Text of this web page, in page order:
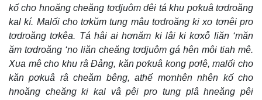
kố cho hnoăng cheăng tơdjuôm dêi tá khu pơkuâ tơdroăng
kal kí. Malối cho tơkŭm tung mâu tơdroăng ki xo tơnêi pro
tơdroăng tơkêa. Tá hâi ai hơnăm ki lâi ki kơxô̆ liăn ‘măn
ăm tơdroăng ‘no liăn cheăng tơdjuôm gá hên môi tiah mê.
Xua mê cho khu râ Đảng, kăn pơkuâ kong pơlê, malối cho
kăn pơkuâ râ cheăm bêng, athế mơnhên nhên kố cho
hnoăng cheăng ki kal vâ pêi pro tung plâ hneăng pêi